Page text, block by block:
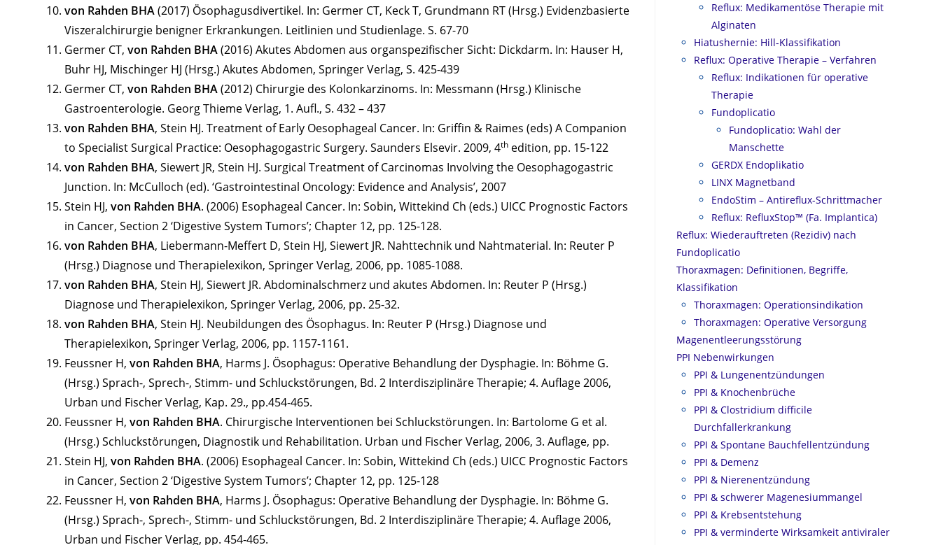
von Rahden BHA(2017) Ösophagusdivertikel. In: Germer CT, Keck T, Grundmann RT (Hrsg.) Evidenzbasierte
Viszeralchirurgie benigner Erkrankungen. Leitlinien und Studienlage. S. 67-70
Germer CT, von Rahden BHA(2016) Akutes Abdomen aus organspezifischer Sicht: Dickdarm. In: Hauser H,
Buhr HJ, Mischinger HJ (Hrsg.) Akutes Abdomen, Springer Verlag, S. 425-439
Germer CT, von Rahden BHA(2012) Chirurgie des Kolonkarzinoms. In: Messmann (Hrsg.) Klinische
Gastroenterologie. Georg Thieme Verlag, 1. Aufl., S. 432 – 437
von Rahden BHA, Stein HJ. Treatment of Early Oesophageal Cancer. In: Griffin & Raimes (eds) A Companion
to Specialist Surgical Practice: Oesophagogastric Surgery. Saunders Elsevir. 2009, 4th edition, pp. 15-122
von Rahden BHA, Siewert JR, Stein HJ. Surgical Treatment of Carcinomas Involving the Oesophagogastric
Junction. In: McCulloch (ed). ‘Gastrointestinal Oncology: Evidence and Analysis’, 2007
Stein HJ, von Rahden BHA. (2006) Esophageal Cancer. In: Sobin, Wittekind Ch (eds.) UICC Prognostic Factors
in Cancer, Section 2 ‘Digestive System Tumors’; Chapter 12, pp. 125-128.
von Rahden BHA, Liebermann-Meffert D, Stein HJ, Siewert JR. Nahttechnik und Nahtmaterial. In: Reuter P
(Hrsg.) Diagnose und Therapielexikon, Springer Verlag, 2006, pp. 1085-1088.
von Rahden BHA, Stein HJ, Siewert JR. Abdominalschmerz und akutes Abdomen. In: Reuter P (Hrsg.)
Diagnose und Therapielexikon, Springer Verlag, 2006, pp. 25-32.
von Rahden BHA, Stein HJ. Neubildungen des Ösophagus. In: Reuter P (Hrsg.) Diagnose und
Therapielexikon, Springer Verlag, 2006, pp. 1157-1161.
Feussner H, von Rahden BHA, Harms J. Ösophagus: Operative Behandlung der Dysphagie. In: Böhme G.
(Hrsg.) Sprach-, Sprech-, Stimm- und Schluckstörungen, Bd. 2 Interdisziplinäre Therapie; 4. Auflage 2006,
Urban und Fischer Verlag, Kap. 29., pp.454-465.
Feussner H, von Rahden BHA. Chirurgische Interventionen bei Schluckstörungen. In: Bartolome G et al.
(Hrsg.) Schluckstörungen, Diagnostik und Rehabilitation. Urban und Fischer Verlag, 2006, 3. Auflage, pp.
Stein HJ, von Rahden BHA. (2006) Esophageal Cancer. In: Sobin, Wittekind Ch (eds.) UICC Prognostic Factors
in Cancer, Section 2 ‘Digestive System Tumors’; Chapter 12, pp. 125-128
Feussner H, von Rahden BHA, Harms J. Ösophagus: Operative Behandlung der Dysphagie. In: Böhme G.
(Hrsg.) Sprach-, Sprech-, Stimm- und Schluckstörungen, Bd. 2 Interdisziplinäre Therapie; 4. Auflage 2006,
Urban und Fischer Verlag, pp. 454-465.
Reflux: Medikamentöse Therapie mit
Alginaten
Hiatushernie: Hill-Klassifikation
Reflux: Operative Therapie – Verfahren
Reflux: Indikationen für operative
Therapie
Fundoplicatio
Fundoplicatio: Wahl der
Manschette
GERDX Endoplikatio
LINX Magnetband
EndoStim – Antireflux-Schrittmacher
Reflux: RefluxStop™ (Fa. Implantica)
Reflux: Wiederauftreten (Rezidiv) nach
Fundoplicatio
Thoraxmagen: Definitionen, Begriffe,
Klassifikation
Thoraxmagen: Operationsindikation
Thoraxmagen: Operative Versorgung
Magenentleerungsstörung
PPI Nebenwirkungen
PPI & Lungenentzündungen
PPI & Knochenbrüche
PPI & Clostridium difficile
Durchfallerkrankung
PPI & Spontane Bauchfellentzündung
PPI & Demenz
PPI & Nierenentzündung
PPI & schwerer Magenesiummangel
PPI & Krebsentstehung
PPI & verminderte Wirksamkeit antiviraler